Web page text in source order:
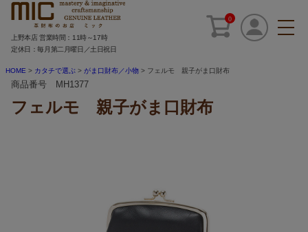
0
上野本店 営業時間：11時～17時
定休日：毎月第二月曜日／土日祝日
HOME カタチで選ぶ がま口財布／小物 フェルモ 親子がま口財布
商品番号 MH1377
フェルモ 親子がま口財布